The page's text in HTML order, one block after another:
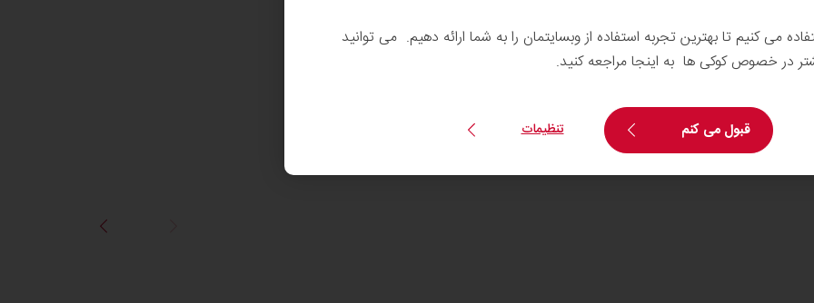
می کنیم تا بهترین تجربه استفاده از وبسایتمان را به شما ارائه دهیم. می توانید
در خصوص کوکی ها به اینجا مراجعه کنید.
قبول می کنم تنظیمات